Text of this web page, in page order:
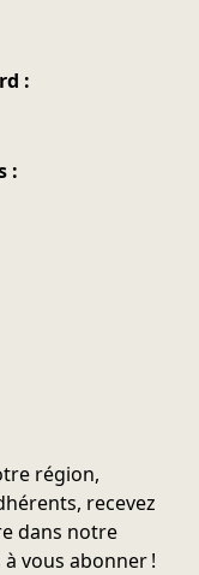
:
:
région,
recevez
dans notre
vous abonner !